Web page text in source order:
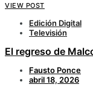
VIEW POST
Edición Digital
Televisión
El regreso de
Fausto Ponce
abril 18, 2026